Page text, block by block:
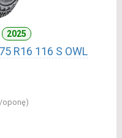
2025
R16 116 S OWL
oponę)